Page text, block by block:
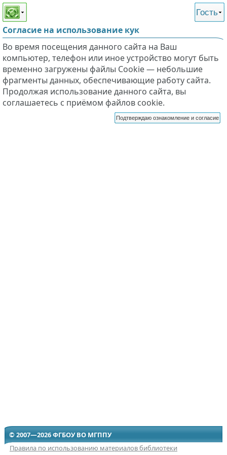
Этот сайт поддерживает
слабовидящих
Гость
Согласие на использование кук
Во время посещения данного сайта на Ваш
компьютер, телефон или иное устройство могут быть
временно загружены файлы Cookie — небольшие
фрагменты данных, обеспечивающие работу сайта.
Продолжая использование данного сайта, вы
соглашаетесь с приёмом файлов cookie.
Подтверждаю ознакомление и согласие
© 2007—2026 ФГБОУ ВО МГППУ
Правила по использованию материалов библиотеки